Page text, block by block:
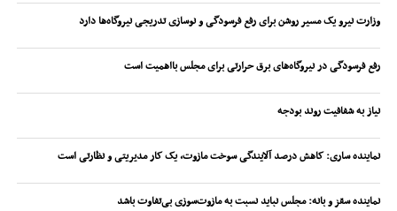
وزارت نیرو یک مسیر روشن برای رفع فرسودگی و نوسازی تدریجی نیروگاه‌ها دارد
رفع فرسودگی در نیروگاه‌های برق حرارتی برای مجلس بااهمیت است
نیاز به شفافیت روند بودجه
نماینده ساری: کاهش درصد آلایندگی سوخت مازوت، یک کار مدیریتی و نظارتی است
نماینده سقز و بانه: مجلس نباید نسبت به مازوت‌سوزی بی‌تفاوت باشد